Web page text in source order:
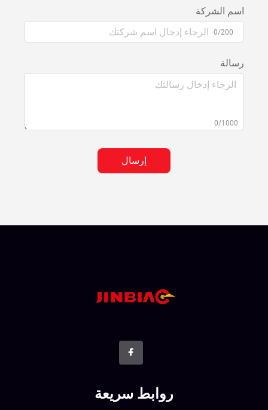
اسم الشركة
0/200
رسالة
0/1000
إرسال
روابط سريعة